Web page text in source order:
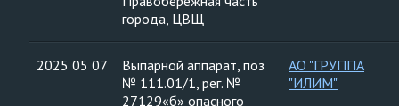
города, ЦВЩ
2025 05 07
Выпарной аппарат, поз
№ 111.01/1, рег. №
27129«б» опасного
АО "ГРУППА
"ИЛИМ"